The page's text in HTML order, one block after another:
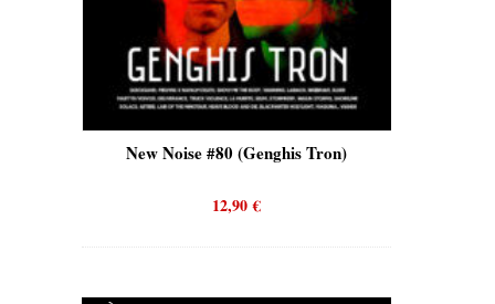
New Noise #80 (Genghis Tron)
12,90€